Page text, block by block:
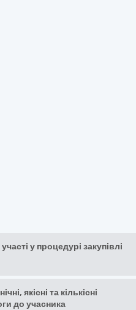
у процедурі закупівлі
якісні та кількісні
до учасника